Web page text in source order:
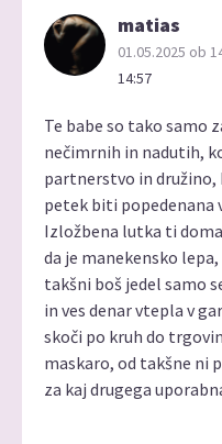
matias
01.05.2025 ob
14:57
Te babe so tako samo
nečimrnih in nadutih,
partnerstvo in družino,
petek biti popedenana
Izložbena lutka ti
da je manekensko
takšni boš jedel samo
in ves denar vtepla v
skoči po kruh do
maskaro, od takšne ni
za kaj drugega